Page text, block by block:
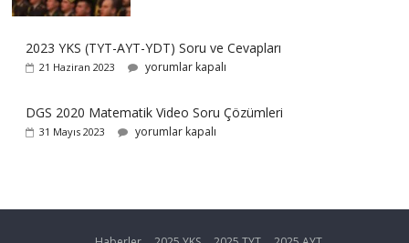
2023 YKS (TYT-AYT-YDT) Soru ve Cevapları
21 Haziran 2023 yorumlar kapalı
DGS 2020 Matematik Video Soru Çözümleri
31 Mayıs 2023 yorumlar kapalı